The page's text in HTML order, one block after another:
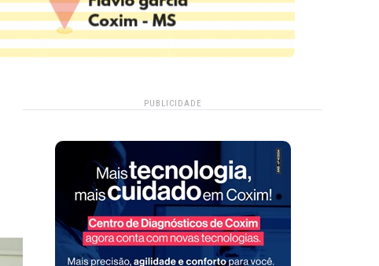
PUBLICIDADE